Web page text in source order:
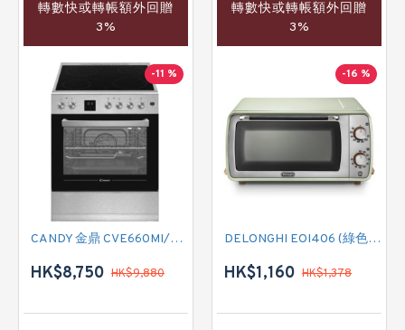
轉數快或轉帳額外回贈
3%
-11 %
CANDY 金鼎 CVE660MI/E 全座式電陶爐連焗爐
HK$8,750 HK$9,880
轉數快或轉帳額外回贈
3%
-16 %
DELONGHI EOI406 (綠色) 焗爐
HK$1,160 HK$1,378